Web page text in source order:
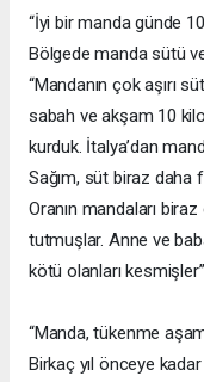
“İyi bir manda günde
Bölgede manda sütü
“Mandanın çok aşırı
sabah ve akşam 10 kilo
kurduk. İtalya’dan
Sağım, süt biraz daha
Oranın mandaları
tutmuşlar. Anne ve
kötü olanları
“Manda, tükenme
Birkaç yıl önceye